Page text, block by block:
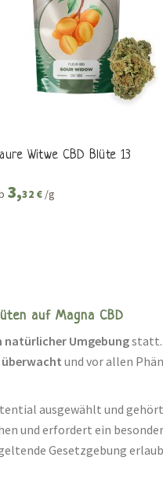
Witwe CBD Blüte 13
3,32 € /g
auf Magna CBD
natürlicher Umgebungstatt.
überwacht und vor allen
ausgewählt und
und erfordert ein
Gesetzgebung